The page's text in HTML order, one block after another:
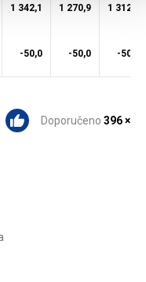
1 342,1 1 270,9 1 312,8
-50,0 -50,0 -50,0
Doporučeno 396 ×